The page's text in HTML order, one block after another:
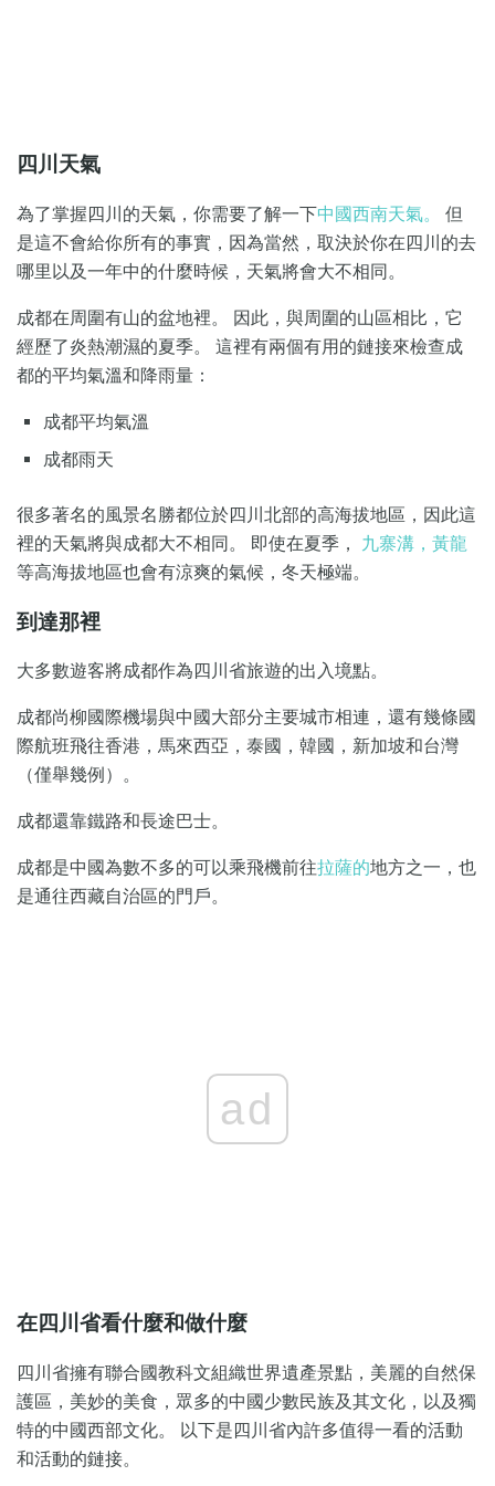
四川天氣
為了掌握四川的天氣，你需要了解一下中國西南天氣。
但
是這不會給你所有的事實，因為當然，取決於你在四川的去
哪里以及一年中的什麼時候，天氣將會大不相同。
成都在周圍有山的盆地裡。 因此，與周圍的山區相比，它
經歷了炎熱潮濕的夏季。 這裡有兩個有用的鏈接來檢查成
都的平均氣溫和降雨量：
成都平均氣溫
成都雨天
很多著名的風景名勝都位於四川北部的高海拔地區，因此這
裡的天氣將與成都大不相同。 即使在夏季， 九寨溝，黃龍
等高海拔地區也會有涼爽的氣候，冬天極端。
到達那裡
大多數遊客將成都作為四川省旅遊的出入境點。
成都尚柳國際機場與中國大部分主要城市相連，還有幾條國
際航班飛往香港，馬來西亞，泰國，韓國，新加坡和台灣
（僅舉幾例）。
成都還靠鐵路和長途巴士。
成都是中國為數不多的可以乘飛機前往拉薩的地方之一，也
是通往西藏自治區的門戶。
ad
在四川省看什麼和做什麼
四川省擁有聯合國教科文組織世界遺產景點，美麗的自然保
護區，美妙的美食，眾多的中國少數民族及其文化，以及獨
特的中國西部文化。 以下是四川省內許多值得一看的活動
和活動的鏈接。